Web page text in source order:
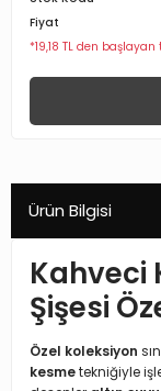
Fiyat
*19,18 TL den
Ürün Bilgisi
Kahveci
Şişesi
Özel koleksiyon
kesmetekniğiyle